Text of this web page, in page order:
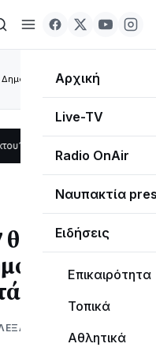
Αρχική
Live-TV
Radio OnAir
Ναυπακτία
Ειδήσεις
Επικαιρότητα
Τοπικά
Αθλητικά
Συμβούλιο την
τροχιά υλοποίησης η
ΚΟΓΚΌΛΗΣ